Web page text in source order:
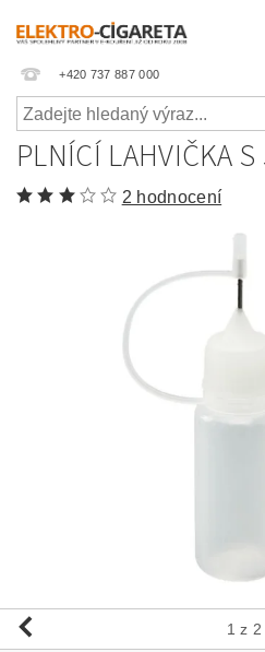
+420 737 887 000
PLNÍCÍ LAHVIČKA
2 hodnocení
1 z 2